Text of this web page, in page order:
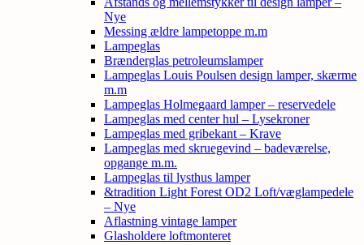
Nye
Messing ældre lampetoppe m.m
Lampeglas
Brænderglas petroleumslamper
Lampeglas Louis Poulsen design lamper, skærme
m.m
Lampeglas Holmegaard lamper – reservedele
Lampeglas med center hul – Lysekroner
Lampeglas med gribekant – Krave
Lampeglas med skruegevind – badeværelse,
opgange m.m.
Lampeglas til lysthus lamper
&tradition Light Forest OD2 Loft/væglampedele
– Nye
Aflastning vintage lamper
Glasholdere loftmonteret